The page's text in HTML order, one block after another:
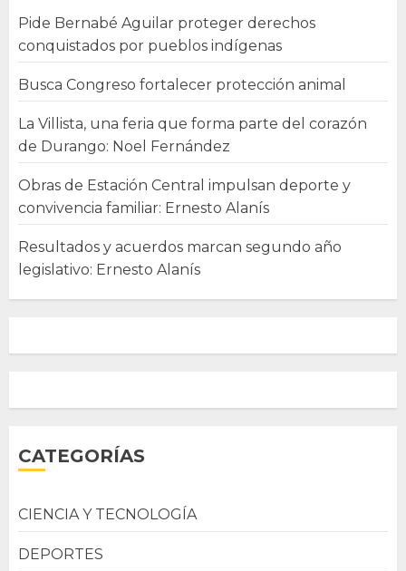
Pide Bernabé Aguilar proteger derechos
conquistados por pueblos indígenas
Busca Congreso fortalecer protección animal
La Villista, una feria que forma parte del corazón
de Durango: Noel Fernández
Obras de Estación Central impulsan deporte y
convivencia familiar: Ernesto Alanís
Resultados y acuerdos marcan segundo año
legislativo: Ernesto Alanís
CATEGORÍAS
CIENCIA Y TECNOLOGÍA
DEPORTES